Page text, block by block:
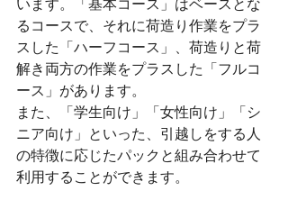
るコースで、それに荷造り作業をプラ
スした「ハーフコース」、荷造りと荷
解き両方の作業をプラスした「フルコ
ース」があります。
また、「学生向け」「女性向け」「シ
ニア向け」といった、引越しをする人
の特徴に応じたパックと組み合わせて
利用することができます。